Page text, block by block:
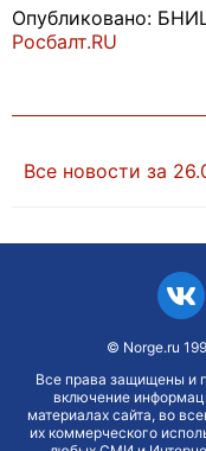
Опубликовано:
Росбалт.RU
Все новости за
© Norge.ru
Все права защищены и
включение
материалах сайта, во
их коммерческого